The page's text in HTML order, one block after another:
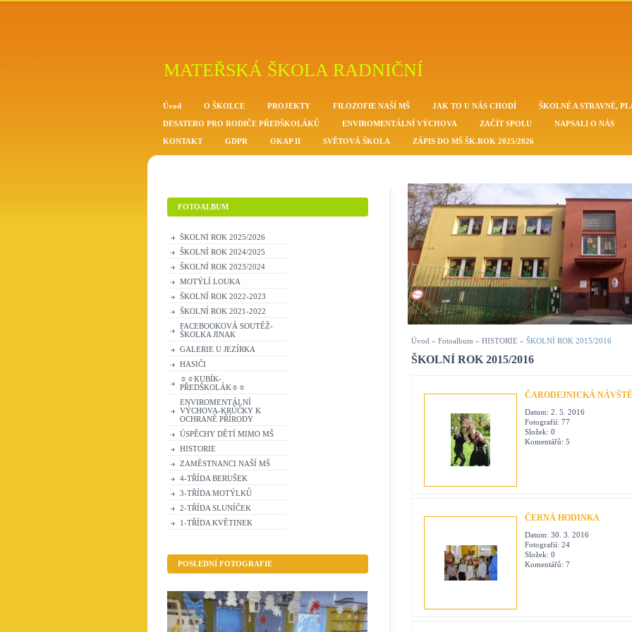
MATEŘSKÁ ŠKOLA RADNIČNÍ
Úvod » Fotoalbum » HISTORIE » ŠKOLNÍ ROK 2015/2016
ŠKOLNÍ ROK 2015/2016
ČARODEJNICKÁ
Datum: 2. 5. 2016
Fotografií: 77
Složek: 0
Komentářů: 5
ČERNÁ HODINKA
Datum: 30. 3. 2016
Fotografií: 24
Složek: 0
Komentářů: 7
Úvod O ŠKOLCE PROJEKTY FILOZOFIE NAŠÍ MŠ JAK TO U NÁS CHODÍ ŠKOLNÉ A STRAVNÉ,
DESATERO PRO RODIČE PŘEDŠKOLÁKŮ ENVIROMENTÁLNÍ VÝCHOVA ZAČÍT SPOLU NAPSALI O NÁS
KONTAKT GDPR OKAP II SVĚTOVÁ ŠKOLA ZÁPIS DO MŠ ŠK.ROK 2025/2026
FOTOALBUM
ŠKOLNÍ ROK 2025/2026
ŠKOLNÍ ROK 2024/2025
ŠKOLNÍ ROK 2023/2024
MOTÝLÍ LOUKA
ŠKOLNÍ ROK 2022-2023
ŠKOLNÍ ROK 2021-2022
FACEBOOKOVÁ SOUTĚŽ-
ŠKOLKA JINAK
GALERIE U JEZÍRKA
HASIČI
☼☼KUBÍK-
PŘEDŠKOLÁK☼☼
ENVIROMENTÁLNÍ
VÝCHOVA-KRŮČKY K
OCHRANĚ PŘÍRODY
ÚSPĚCHY DĚTÍ MIMO MŠ
HISTORIE
ZAMĚSTNANCI NAŠÍ MŠ
4-TŘÍDA BERUŠEK
3-TŘÍDA MOTÝLKŮ
2-TŘÍDA SLUNÍČEK
1-TŘÍDA KVĚTINEK
POSLEDNÍ FOTOGRAFIE